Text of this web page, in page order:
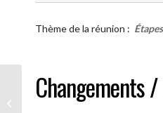
Thème de la réunion :
Changements
AA Humilité ( Atelier: “Étapes,